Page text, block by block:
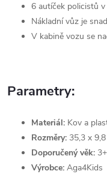
6 autíček policistů
Nákladní vůz je
V kabině vozu se
Parametry:
Materiál: Kov a
Rozměry: 35,3 x
Doporučený věk: 3+
Výrobce: Aga4Kids